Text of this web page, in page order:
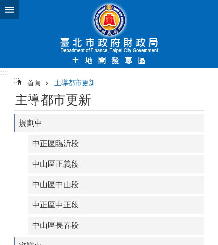
跳到主要內容區塊
:::
:::
首頁 主導都市更新
主導都市更新
規劃中
中正區臨沂段
中山區正義段
中山區中山段
中正區中正段
中山區長春段